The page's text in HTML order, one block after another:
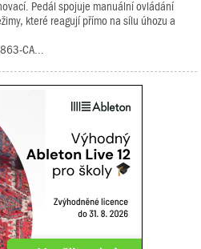
Pedál spojuje manuální ovládání
které reagují přímo na sílu úhozu a
CA...